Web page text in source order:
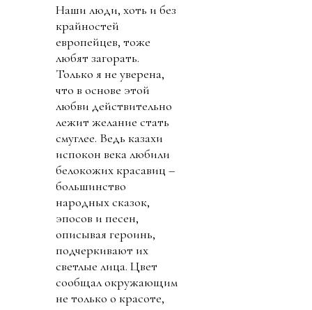
Наши люди, хоть и без
крайностей
европейцев, тоже
любят загорать.
Только я не уверена,
что в основе этой
любви действительно
лежит желание стать
смуглее. Ведь казахи
испокон века любили
белокожих красавиц –
большинство
народных сказок,
эпосов и песен,
описывая героинь,
подчеркивают их
светлые лица. Цвет
сообщал окружающим
не только о красоте,